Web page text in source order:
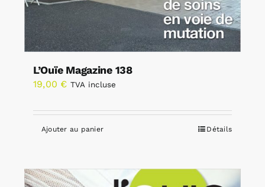
L’Ouïe Magazine 138
19,00 € TVA incluse
Ajouter au panier Détails